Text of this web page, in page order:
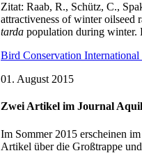
Zitat: Raab, R., Schütz, C.,
attractiveness of winter oilseed
tarda population during winter.
Bird Conservation International
01. August 2015
Zwei Artikel im Journal
Im Sommer 2015 erscheinen
Artikel über die Großtrappe